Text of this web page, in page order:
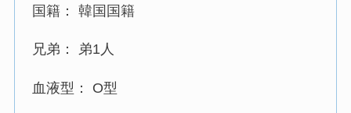
国籍： 韓国国籍
兄弟： 弟1人
血液型： O型